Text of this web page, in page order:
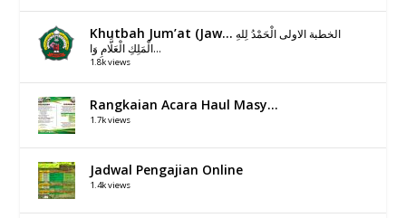
Khutbah Jum’at (Jaw... الخطبة الاولى الْحَمْدُ لِلهِ
الْمَلِكِ الْعَلَّامِ وَا...
1.8k views
Rangkaian Acara Haul Masy...
1.7k views
Jadwal Pengajian Online
1.4k views